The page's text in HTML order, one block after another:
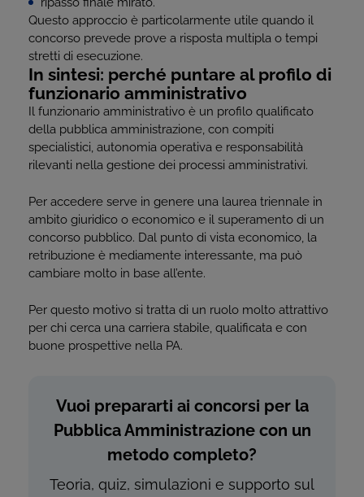
Questo approccio è particolarmente utile quando il
concorso prevede prove a risposta multipla o tempi
stretti di esecuzione.
In sintesi: perché puntare al profilo di
funzionario amministrativo
Il funzionario amministrativo è un profilo qualificato
della pubblica amministrazione, con compiti
specialistici, autonomia operativa e responsabilità
rilevanti nella gestione dei processi amministrativi.
Per accedere serve in genere una laurea triennale in
ambito giuridico o economico e il superamento di un
concorso pubblico. Dal punto di vista economico, la
retribuzione è mediamente interessante, ma può
cambiare molto in base all’ente.
Per questo motivo si tratta di un ruolo molto attrattivo
per chi cerca una carriera stabile, qualificata e con
buone prospettive nella PA.
Vuoi prepararti ai concorsi per la
Pubblica Amministrazione con un
metodo completo?
Teoria, quiz, simulazioni e supporto sul